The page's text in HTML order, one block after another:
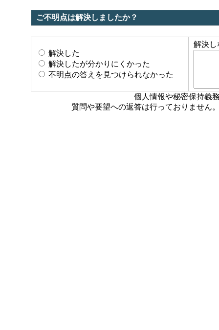
ご不明点は解決しましたか？
解決した
解決したが分かりにくかった
不明点の答えを見つけられなかった
解決し
個人情報や秘密保持義
質問や要望への返答は行っておりません